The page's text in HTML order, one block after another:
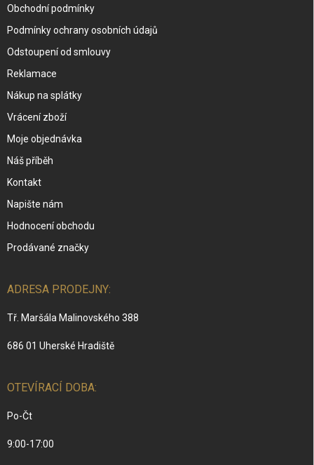
Obchodní podmínky
Podmínky ochrany osobních údajů
Odstoupení od smlouvy
Reklamace
Nákup na splátky
Vrácení zboží
Moje objednávka
Náš příběh
Kontakt
Napište nám
Hodnocení obchodu
Prodávané značky
ADRESA PRODEJNY:
Tř. Maršála Malinovského 388
686 01 Uherské Hradiště
OTEVÍRACÍ DOBA:
Po-Čt
9:00-17:00